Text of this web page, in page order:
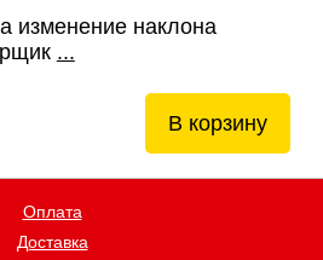
изменение наклона
...
В корзину
Оплата
Доставка